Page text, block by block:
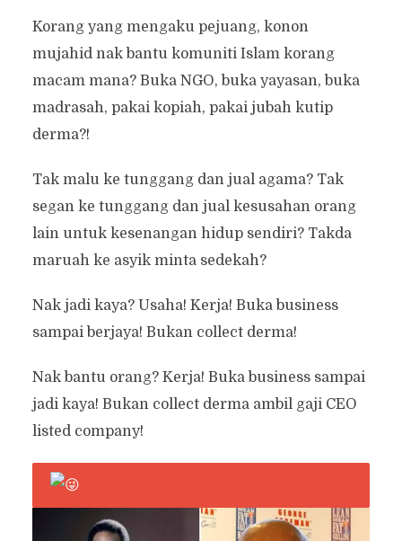
Korang yang mengaku pejuang, konon
mujahid nak bantu komuniti Islam korang
macam mana? Buka NGO, buka yayasan, buka
madrasah, pakai kopiah, pakai jubah kutip
derma?!
Tak malu ke tunggang dan jual agama? Tak
segan ke tunggang dan jual kesusahan orang
lain untuk kesenangan hidup sendiri? Takda
maruah ke asyik minta sedekah?
Nak jadi kaya? Usaha! Kerja! Buka business
sampai berjaya! Bukan collect derma!
Nak bantu orang? Kerja! Buka business sampai
jadi kaya! Bukan collect derma ambil gaji CEO
listed company!